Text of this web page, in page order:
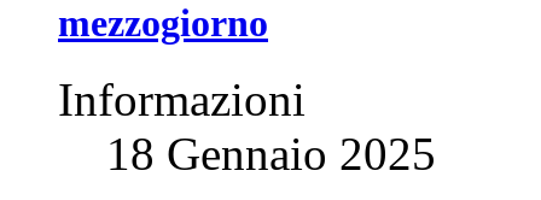
mezzogiorno
Informazioni
18 Gennaio 2025